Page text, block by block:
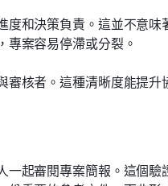
和決策負責。這並不意
專案容易停滯或分裂。
核者。這種清晰度能提升
起審閱專案簡報。這個